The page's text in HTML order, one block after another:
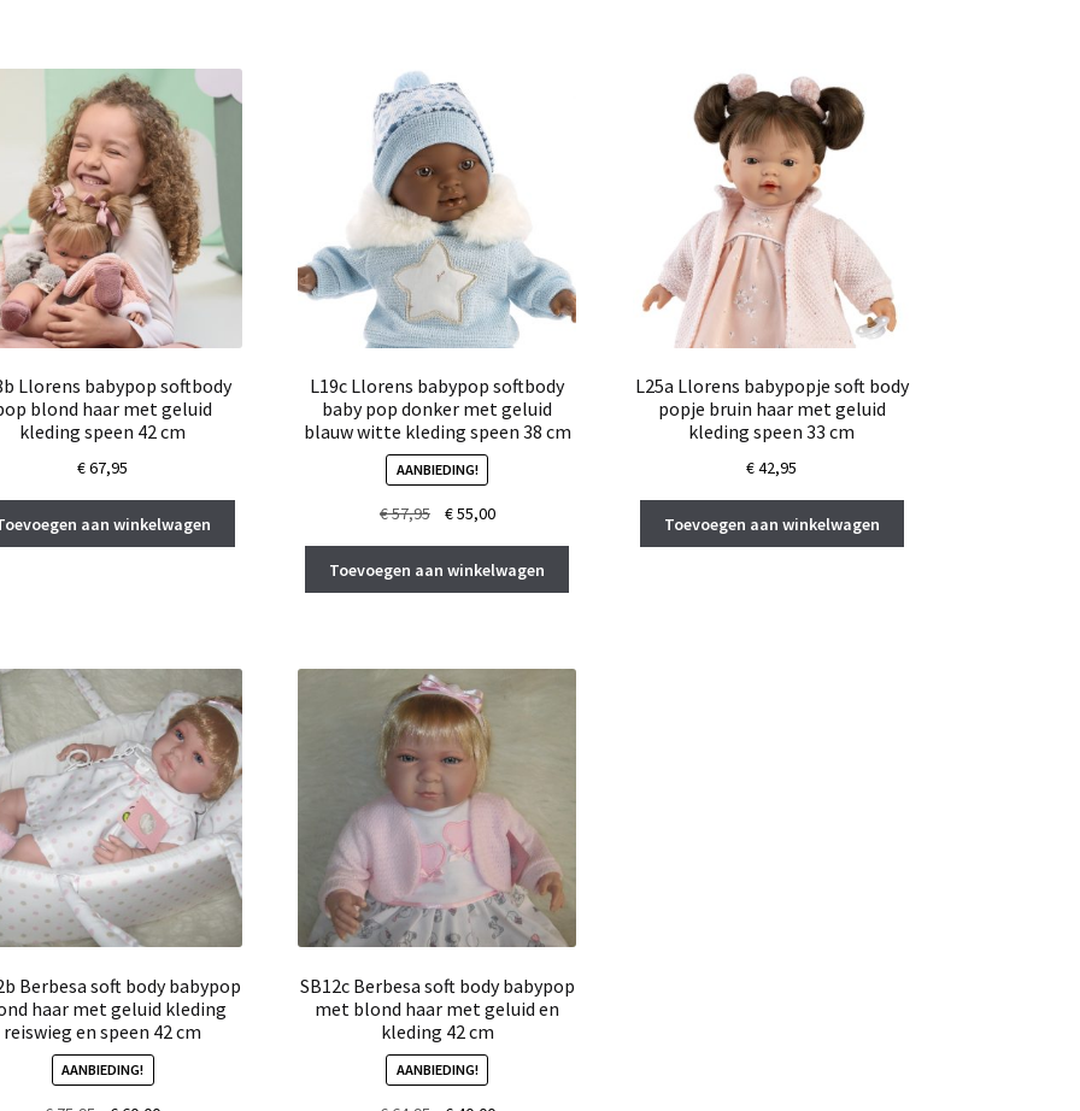
Llorens babypop softbody
blond haar met geluid
kleding speen 42 cm
€67,95
aan winkelwagen
L19c Llorens babypop softbody
baby pop donker met geluid
blauw witte kleding speen 38 cm
AANBIEDING!
€57,95
Oorspronkelijke
was:
€ 57,95.
€55,00Huidige
is:
€ 55,00.
Toevoegen aan winkelwagen
L25a Llorens babypopje soft body
popje bruin haar met geluid
kleding speen 33 cm
€42,95
Toevoegen aan winkelwagen
Berbesa soft body babypop
haar met geluid kleding
reiswieg en speen 42 cm
AANBIEDING!
SB12c Berbesa soft body babypop
met blond haar met geluid en
kleding 42 cm
AANBIEDING!